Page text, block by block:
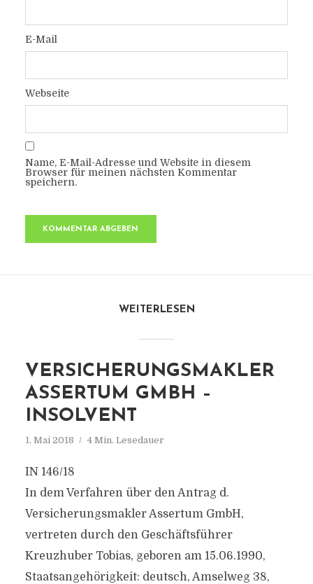
E-Mail
Webseite
Name, E-Mail-Adresse und Website in diesem
Browser für meinen nächsten Kommentar
speichern.
WEITERLESEN
VERSICHERUNGSMAKLER
ASSERTUM GMBH –
INSOLVENT
1. Mai 2018 4 Min. Lesedauer
IN 146/18
In dem Verfahren über den Antrag d.
Versicherungsmakler Assertum GmbH,
vertreten durch den Geschäftsführer
Kreuzhuber Tobias, geboren am 15.06.1990,
Staatsangehörigkeit: deutsch, Amselweg 38,